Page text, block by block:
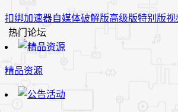
扣绑加速器自媒体破解版高级版特别版视
热门论坛
精品资源